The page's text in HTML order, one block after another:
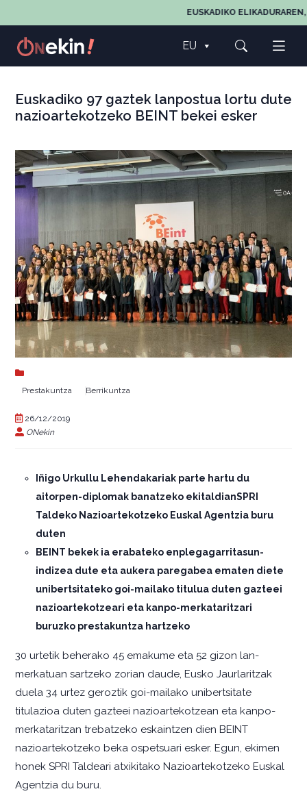
EUSKADIKO
EU
Euskadiko 97 gaztek lanpostua lortu dute
nazioartekotzeko BEINT bekei esker
Prestakuntza Berrikuntza
26/12/2019
ONekin
Iñigo Urkullu Lehendakariak parte hartu du
aitorpen-diplomak banatzeko ekitaldianSPRI
Taldeko Nazioartekotzeko Euskal Agentzia buru
duten
BEINT bekek ia erabateko enplegagarritasun-
indizea dute eta aukera paregabea ematen diete
unibertsitateko goi-mailako titulua duten gazteei
nazioartekotzeari eta kanpo-merkataritzari
buruzko prestakuntza hartzeko
30 urtetik beherako 45 emakume eta 52 gizon lan-
merkatuan sartzeko zorian daude, Eusko Jaurlaritzak
duela 34 urtez geroztik goi-mailako unibertsitate
titulazioa duten gazteei nazioartekotzean eta kanpo-
merkataritzan trebatzeko eskaintzen dien BEINT
nazioartekotzeko beka ospetsuari esker. Egun, ekimen
honek SPRI Taldeari atxikitako Nazioartekotzeko Euskal
Agentzia du buru.